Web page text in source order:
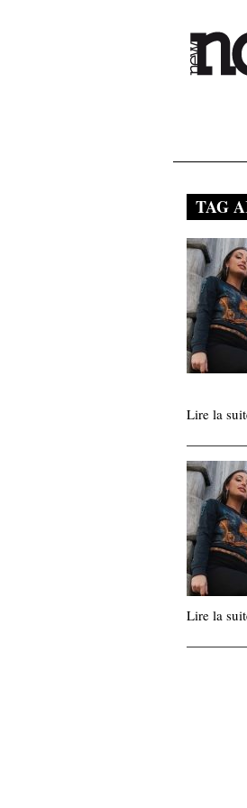
TAG
Lire la
Lire la